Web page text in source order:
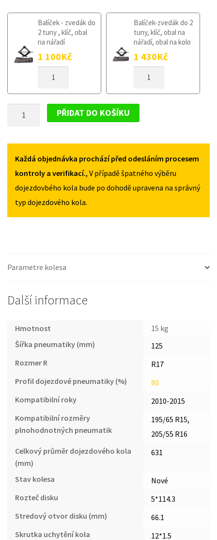
Balíček - zvedák do
2 tuny , klíč, obal
na nářadí
1 100Kč
KOLO
2010-
Balíček-zvedák do 2
tuny, klíč, obal na
nářadí, obal na kolo
1 430Kč
KOLO
2010-
MEGANE
2010-
125/80R17
MNOŽSTVÍ
PŘIDAT DO KOŠÍKU
Každá objednávka prochází před odesláním procesem
kontroly a verifikací., V případě špatného výběru
dojezdovbého kola bude po dohodě upravena na správný
typ dojezdového kola.
Parametre kolesa
Další informace
Hmotnost
15 kg
Šířka pneumatiky (mm)
125
Rozmer R
R17
Profil dojezdové pneumatiky (%)
80
Kompatibilní roky
2010-2015
Kompatibilní rozměry
plnohodnotných pneumatik
195/65 R15,
205/55 R16
Celkový průměr dojezdového kola
(mm)
631
Stav kolesa
Nové
Rozteč disku
5*114.3
Stredový otvor disku (mm)
66.1
Skrutka uchytění kola
12*1.5